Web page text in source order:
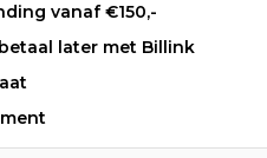
vanaf €150,-
later met Billink